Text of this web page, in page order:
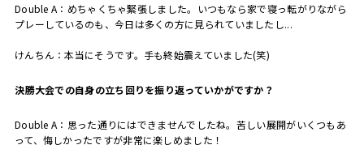
Double A： めちゃくちゃ緊張しました。いつもなら家で寝っ転がりながら
プレーしているのも、今日は多くの方に見られていましたし...
けんちん：本当にそうです。手も終始震えていました(笑)
――決勝大会での自身の立ち回りを振り返っていかがですか？
Double A： 思った通りにはできませんでしたね。苦しい展開がいくつもあ
って、悔しかったですが非常に楽しめました！